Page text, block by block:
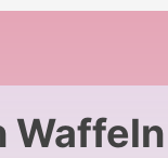
Waffeln